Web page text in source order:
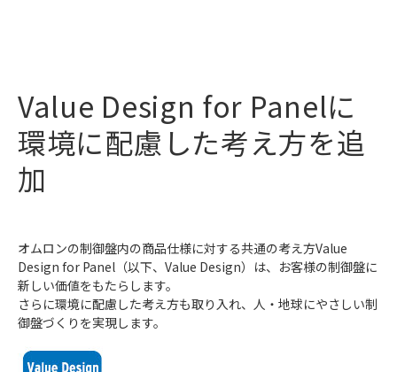
Value Design for Panelに
環境に配慮した考え方を追
加
オムロンの制御盤内の商品仕様に対する共通の考え方Value
Design for Panel（以下、Value Design）は、お客様の制御盤に
新しい価値をもたらします。
さらに環境に配慮した考え方も取り入れ、人・地球にやさしい制
御盤づくりを実現します。